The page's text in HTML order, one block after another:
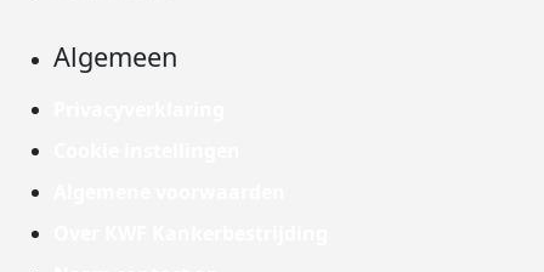
Algemeen